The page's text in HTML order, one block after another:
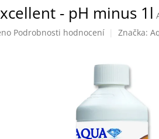
- pH minus 1l
Podrobnosti hodnocení Značka: